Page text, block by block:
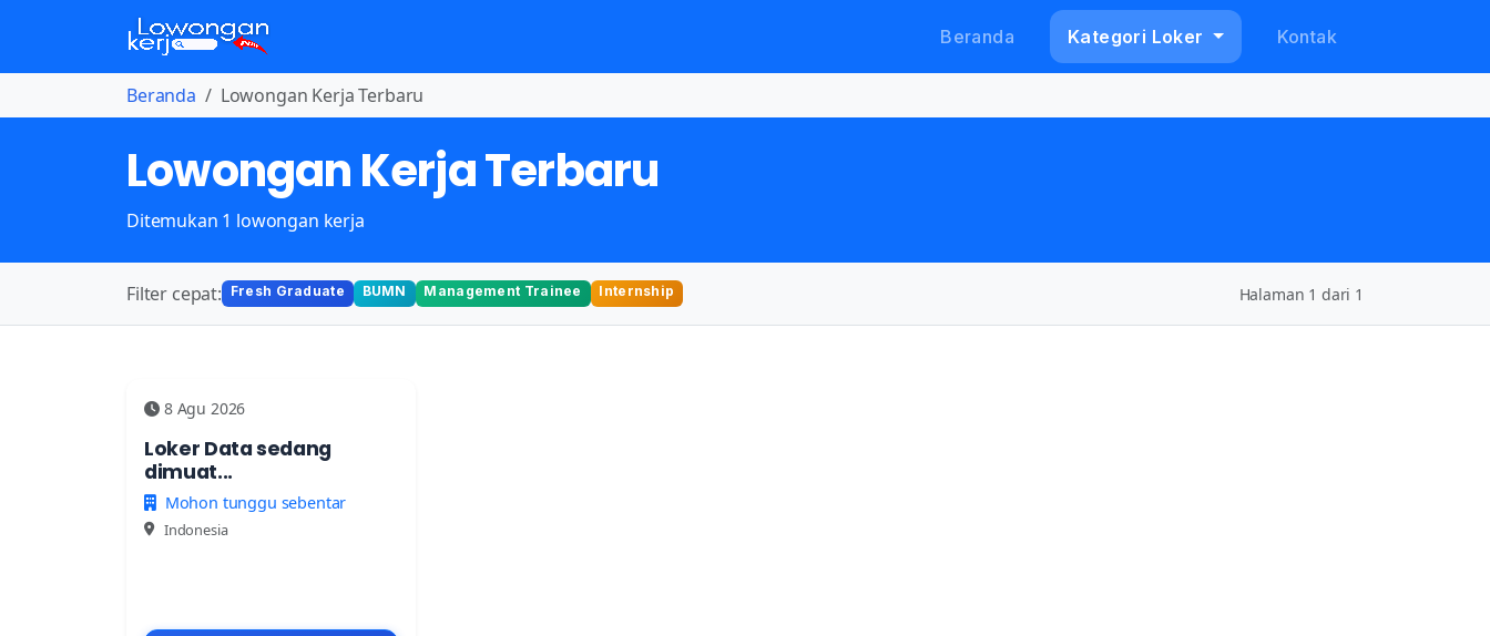
Beranda Kategori Loker Kontak
Beranda Lowongan Kerja Terbaru
Lowongan Kerja Terbaru
Ditemukan 1 lowongan kerja
Filter cepat: Fresh Graduate BUMN Management Trainee Internship Halaman 1 dari 1
8 Agu 2026
Loker Data sedang
dimuat...
Mohon tunggu sebentar
Indonesia